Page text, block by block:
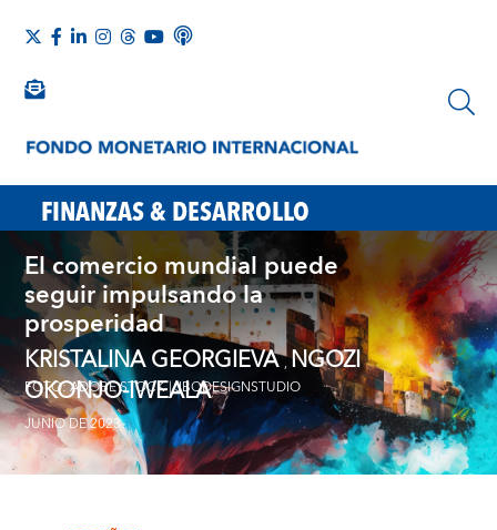
FINANZAS & DESARROLLO
El comercio mundial puede
seguir impulsando la
prosperidad
KRISTALINA GEORGIEVA,NGOZI
OKONJO-IWEALA
JUNIO DE 2023
FOTO: ADOBE STOCK | JBQDESIGNSTUDIO